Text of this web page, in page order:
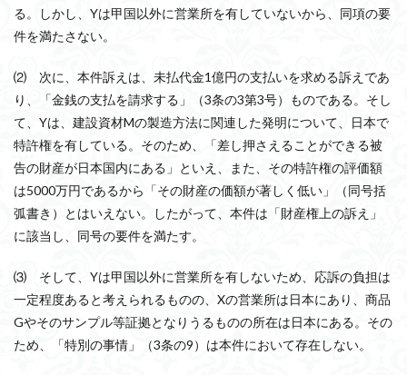
る。しかし、Yは甲国以外に営業所を有していないから、同項の要
件を満たさない。
⑵ 次に、本件訴えは、未払代金1億円の支払いを求める訴えであ
り、「金銭の支払を請求する」（3条の3第3号）ものである。そし
て、Yは、建設資材Mの製造方法に関連した発明について、日本で
特許権を有している。そのため、「差し押さえることができる被
告の財産が日本国内にある」といえ、また、その特許権の評価額
は5000万円であるから「その財産の価額が著しく低い」（同号括
弧書き）とはいえない。したがって、本件は「財産権上の訴え」
に該当し、同号の要件を満たす。
⑶ そして、Yは甲国以外に営業所を有しないため、応訴の負担は
一定程度あると考えられるものの、Xの営業所は日本にあり、商品
Gやそのサンプル等証拠となりうるものの所在は日本にある。その
ため、「特別の事情」（3条の9）は本件において存在しない。